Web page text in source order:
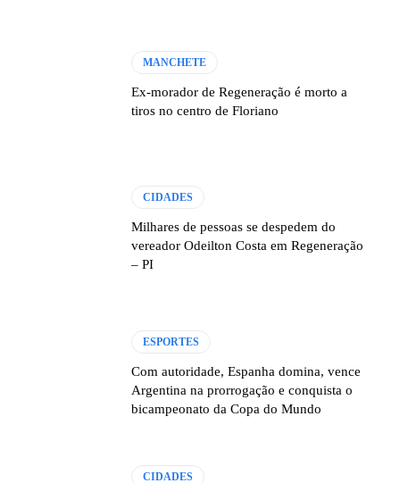
MANCHETE
Ex-morador de Regeneração é morto a
tiros no centro de Floriano
CIDADES
Milhares de pessoas se despedem do
vereador Odeilton Costa em Regeneração
– PI
ESPORTES
Com autoridade, Espanha domina, vence
Argentina na prorrogação e conquista o
bicampeonato da Copa do Mundo
CIDADES